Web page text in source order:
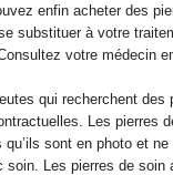
enfin acheter des
substituer à votre
votre médecin
qui recherchent
Les pierres
sont en photo et
Les pierres de